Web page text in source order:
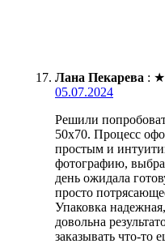
Лана Пекарева : ★
05.07.2024
Решили
50х70. Процесс
простым и
фотографию,
день ожидала
просто
Упаковка
довольна
заказывать что-то